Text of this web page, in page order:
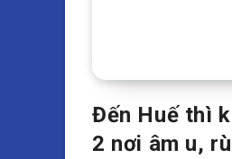
Đến Huế thì
2 nơi âm u,